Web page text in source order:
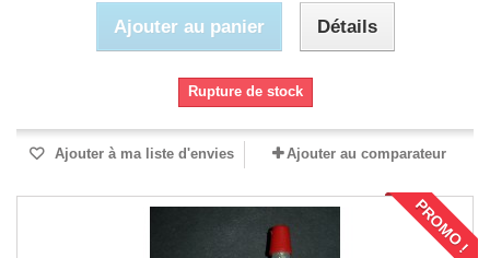
Ajouter au panier Détails
Rupture de stock
Ajouter à ma liste d'envies Ajouter au comparateur
PROMO !